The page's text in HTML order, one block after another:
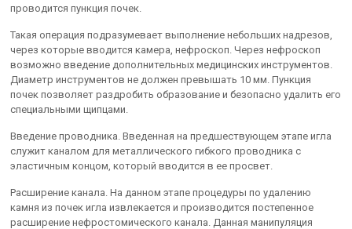
проводится пункция почек.
Такая операция подразумевает выполнение небольших надрезов,
через которые вводится камера, нефроскоп. Через нефроскоп
возможно введение дополнительных медицинских инструментов.
Диаметр инструментов не должен превышать 10 мм. Пункция
почек позволяет раздробить образование и безопасно удалить его
специальными щипцами.
Введение проводника. Введенная на предшествующем этапе игла
служит каналом для металлического гибкого проводника с
эластичным концом, который вводится в ее просвет.
Расширение канала. На данном этапе процедуры по удалению
камня из почек игла извлекается и производится постепенное
расширение нефростомического канала. Данная манипуляция